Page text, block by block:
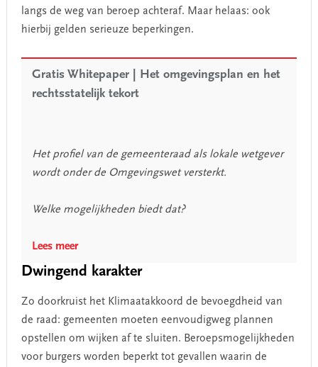
langs de weg van beroep achteraf. Maar helaas: ook
hierbij gelden serieuze beperkingen.
Gratis Whitepaper | Het omgevingsplan en het
rechtsstatelijk tekort
Het profiel van de gemeenteraad als lokale wetgever
wordt onder de Omgevingswet versterkt.
Welke mogelijkheden biedt dat?
Lees meer
Dwingend karakter
Zo doorkruist het Klimaatakkoord de bevoegdheid van
de raad: gemeenten moeten eenvoudigweg plannen
opstellen om wijken af te sluiten. Beroepsmogelijkheden
voor burgers worden beperkt tot gevallen waarin de